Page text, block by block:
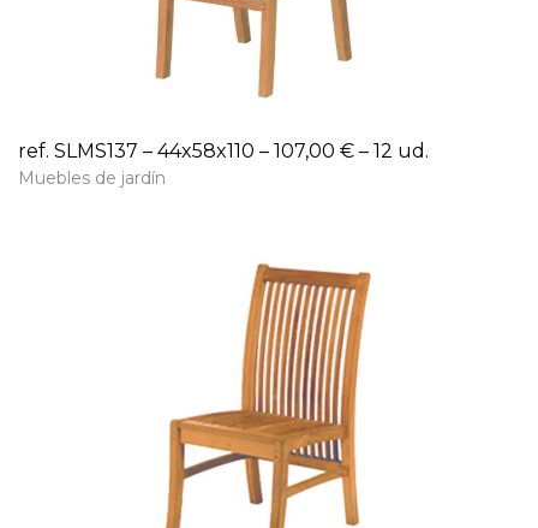
ref. SLMS137 – 44x58x110 – 107,00 € – 12 ud.
Muebles de jardín